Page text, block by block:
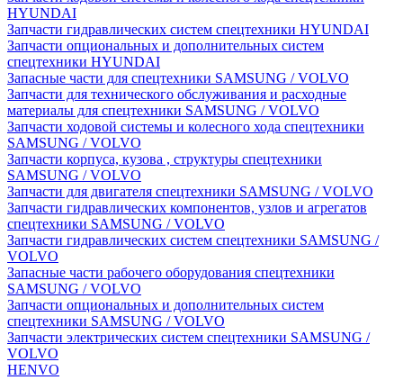
HYUNDAI
Запчасти гидравлических систем спецтехники HYUNDAI
Запчасти опциональных и дополнительных систем
спецтехники HYUNDAI
Запасные части для спецтехники SAMSUNG / VOLVO
Запчасти для технического обслуживания и расходные
материалы для спецтехники SAMSUNG / VOLVO
Запчасти ходовой системы и колесного хода спецтехники
SAMSUNG / VOLVO
Запчасти корпуса, кузова , структуры спецтехники
SAMSUNG / VOLVO
Запчасти для двигателя спецтехники SAMSUNG / VOLVO
Запчасти гидравлических компонентов, узлов и агрегатов
спецтехники SAMSUNG / VOLVO
Запчасти гидравлических систем спецтехники SAMSUNG /
VOLVO
Запасные части рабочего оборудования спецтехники
SAMSUNG / VOLVO
Запчасти опциональных и дополнительных систем
спецтехники SAMSUNG / VOLVO
Запчасти электрических систем спецтехники SAMSUNG /
VOLVO
HENVO